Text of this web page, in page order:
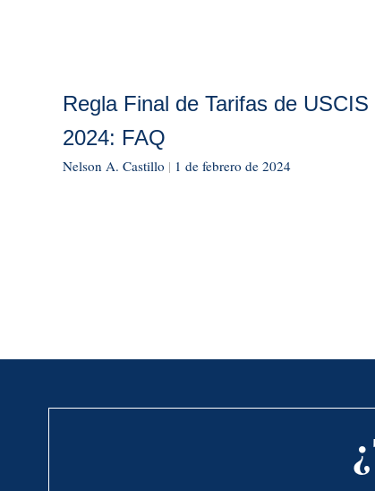
Regla Final de Tarifas de USCIS
2024: FAQ
Nelson A. Castillo | 1 de febrero de 2024